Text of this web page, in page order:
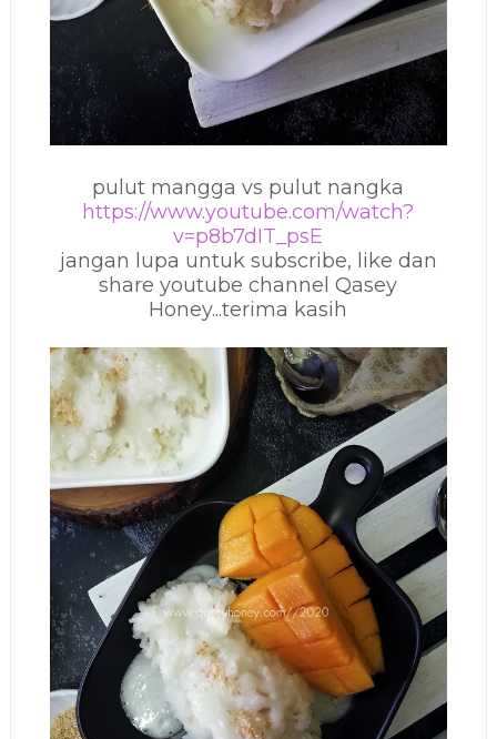
pulut mangga vs pulut nangka
https://www.youtube.com/watch?
v=p8b7dIT_psE
jangan lupa untuk subscribe, like dan
share youtube channel Qasey
Honey...terima kasih